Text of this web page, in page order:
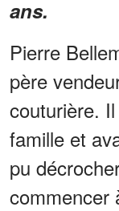
ans.
Pierre
père
couturière.
famille et
pu
commencer